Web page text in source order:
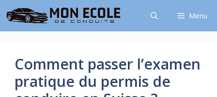
Aller
au
contenu
Menu
Comment passer l’examen
pratique du permis de